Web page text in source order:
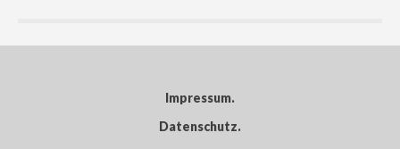
Impressum
Datenschutz